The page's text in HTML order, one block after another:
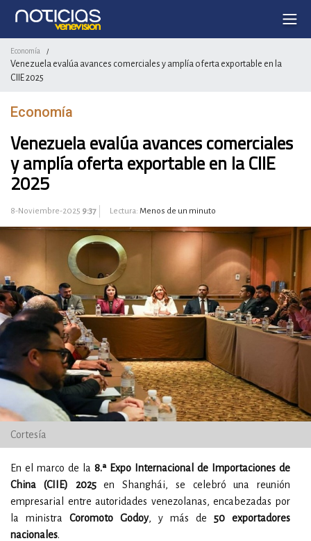
Economía /
Venezuela evalúa avances comerciales y amplía oferta exportable en la
CIIE 2025
Economía
Venezuela evalúa avances comerciales
y amplía oferta exportable en la CIIE
2025
8-Noviembre-2025 9:37 Lectura: Menos de un minuto
Cortesía
En el marco de la 8.ª Expo Internacional de Importaciones de
China (CIIE) 2025en Shanghái, se celebró una reunión
empresarial entre autoridades venezolanas, encabezadas por
la ministra Coromoto Godoy, y más de 50 exportadores
nacionales.